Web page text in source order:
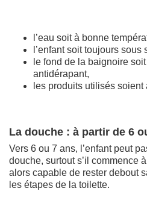
l’eau soit à bonne
l’enfant soit toujours sous
le fond de la baignoire
antidérapant,
les produits utilisés soient
La douche : à partir de 6
Vers 6 ou 7 ans, l’enfant peut
douche, surtout s’il commence
alors capable de rester debout
les étapes de la toilette.